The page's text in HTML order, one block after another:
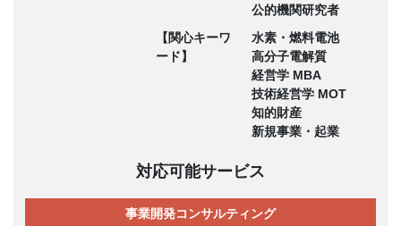
公的機関研究者
【関心キーワ
ード】
水素・燃料電池
高分子電解質
経営学 MBA
技術経営学 MOT
知的財産
新規事業・起業
対応可能サービス
事業開発コンサルティング